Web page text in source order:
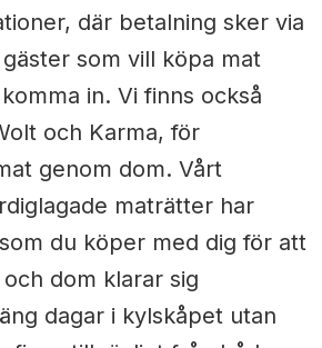
där betalning sker via
som vill köpa mat
in. Vi finns också
och Karma, för
genom dom. Vårt
maträtter har
du köper med dig för att
dom klarar sig
dagar i kylskåpet utan